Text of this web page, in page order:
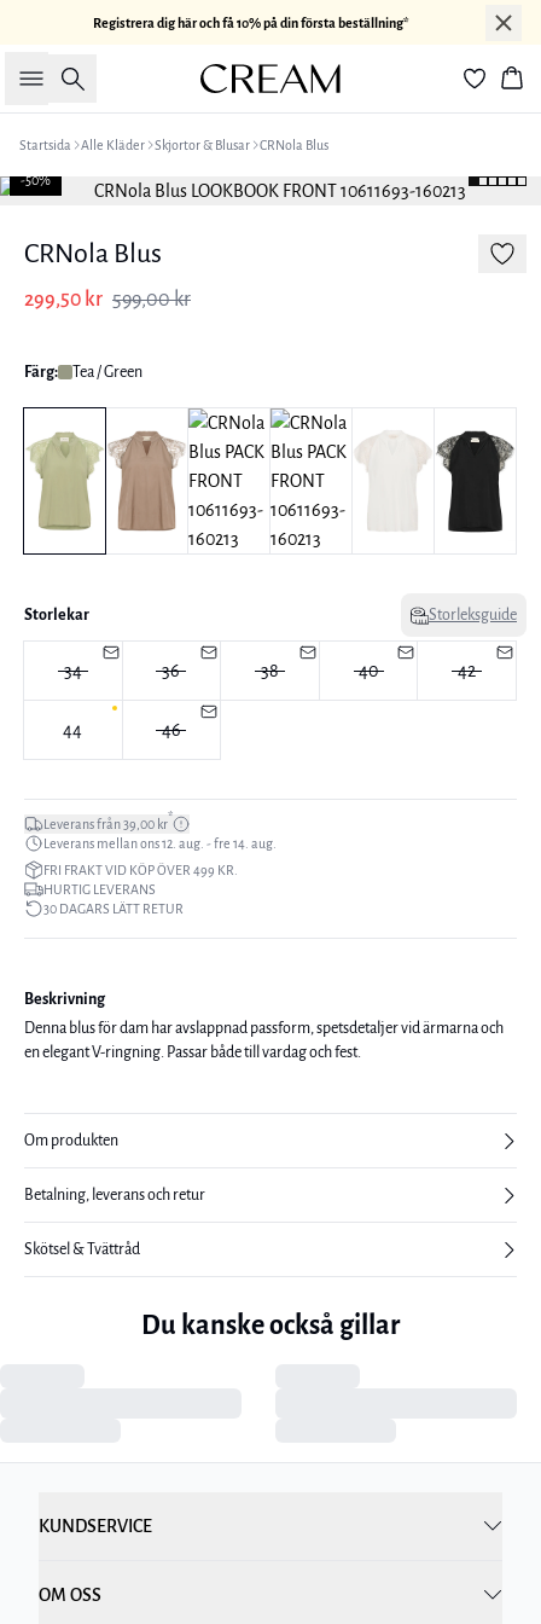
Registrera dig här och få 10% på din första beställning*
Sök
Startsida Alle Kläder Skjortor & Blusar CRNola Blus
-50%
CRNola Blus
299,50 kr 599,00 kr
Färg: Tea / Green
Storlekar Storleksguide
34 36 38 40 42
44 46
Leverans från 39,00 kr*
Leverans mellan ons 12. aug. - fre 14. aug.
FRI FRAKT VID KÖP ÖVER 499 KR.
HURTIG LEVERANS
30 DAGARS LÄTT RETUR
Beskrivning
Denna blus för dam har avslappnad passform, spetsdetaljer vid ärmarna och
en elegant V-ringning. Passar både till vardag och fest.
Om produkten
Betalning, leverans och retur
Skötsel & Tvättråd
Du kanske också gillar
KUNDSERVICE
OM OSS